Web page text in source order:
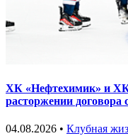
ХК «Нефтехимик» и
расторжении договора
04.08.2026 • Клубная